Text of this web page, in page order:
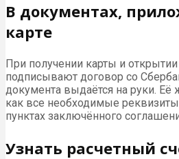
В документах,
карте
При получении карты и
подписывают договор со
документа выдаётся на руки. Её
как все необходимые
пунктах заключённого
Узнать расчетный